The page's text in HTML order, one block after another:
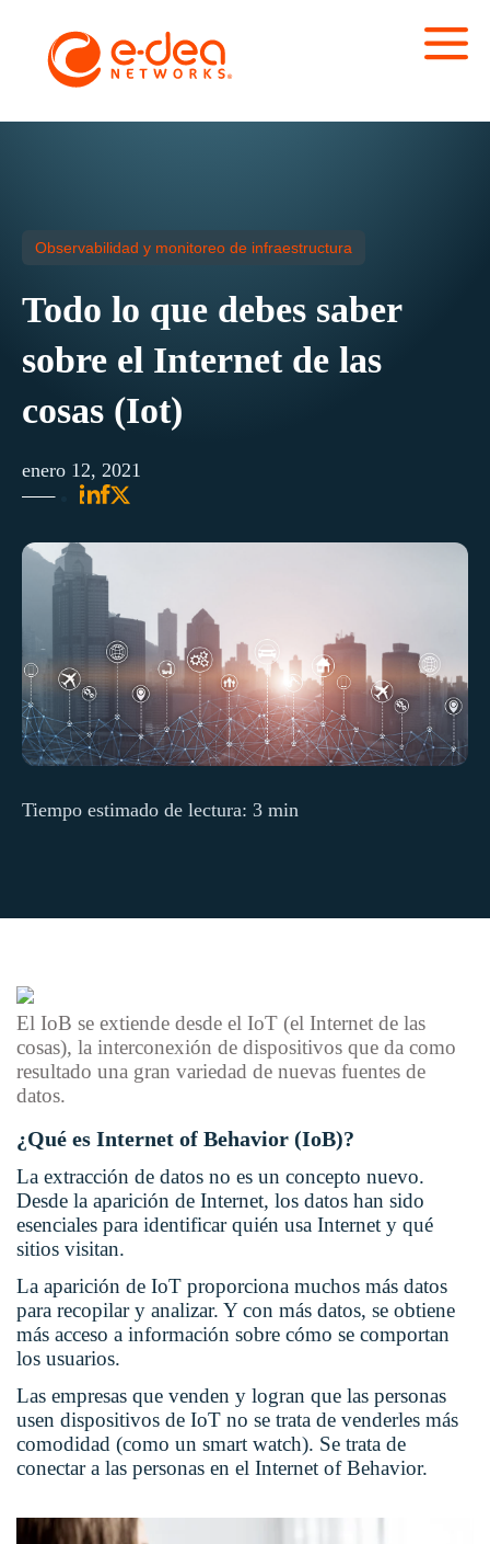
Observabilidad y monitoreo de infraestructura
Todo lo que debes saber
sobre el Internet de las
cosas (Iot)
enero 12, 2021
Tiempo estimado de lectura: 3 min
El IoB se extiende desde el IoT (el Internet de las
cosas), la interconexión de dispositivos que da como
resultado una gran variedad de nuevas fuentes de
datos.
¿Qué es Internet of Behavior (IoB)?
La extracción de datos no es un concepto nuevo.
Desde la aparición de Internet, los datos han sido
esenciales para identificar quién usa Internet y qué
sitios visitan.
La aparición de IoT proporciona muchos más datos
para recopilar y analizar. Y con más datos, se obtiene
más acceso a información sobre cómo se comportan
los usuarios.
Las empresas que venden y logran que las personas
usen dispositivos de IoT no se trata de venderles más
comodidad (como un smart watch). Se trata de
conectar a las personas en el Internet of Behavior.